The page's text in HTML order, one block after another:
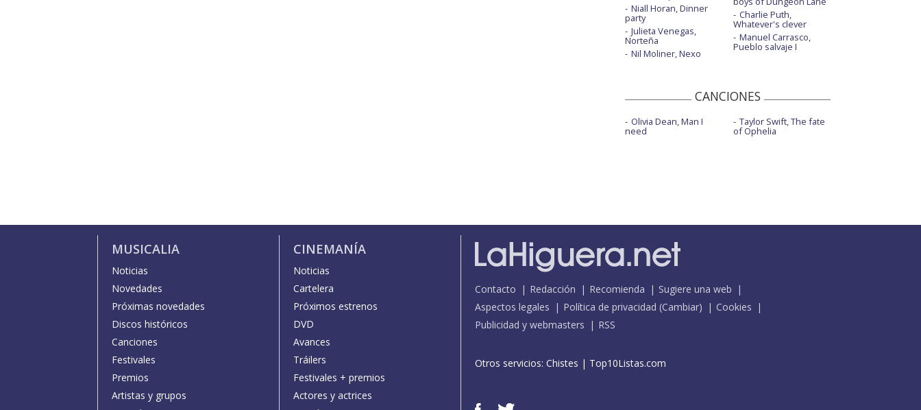
Niall Horan, Dinner
party
Julieta Venegas,
Norteña
Nil Moliner, Nexo
Charlie Puth,
Whatever's clever
Manuel Carrasco,
Pueblo salvaje I
CANCIONES
Olivia Dean, Man I
need
Taylor Swift, The fate
of Ophelia
MUSICALIA
Noticias
Novedades
Próximas novedades
Discos históricos
Canciones
Festivales
Premios
Artistas y grupos
CINEMANÍA
Noticias
Cartelera
Próximos estrenos
DVD
Avances
Tráilers
Festivales + premios
Actores y actrices
Contacto Redacción Recomienda
Sugiere una web
Aspectos legales
Política de privacidad (Cambiar)
Cookies
Publicidad y webmasters
RSS
Otros servicios: Chistes | Top10Listas.com